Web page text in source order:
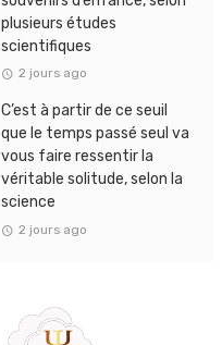
plusieurs études
scientifiques
2 jours ago
C’est à partir de ce seuil
que le temps passé seul va
vous faire ressentir la
véritable solitude, selon la
science
2 jours ago